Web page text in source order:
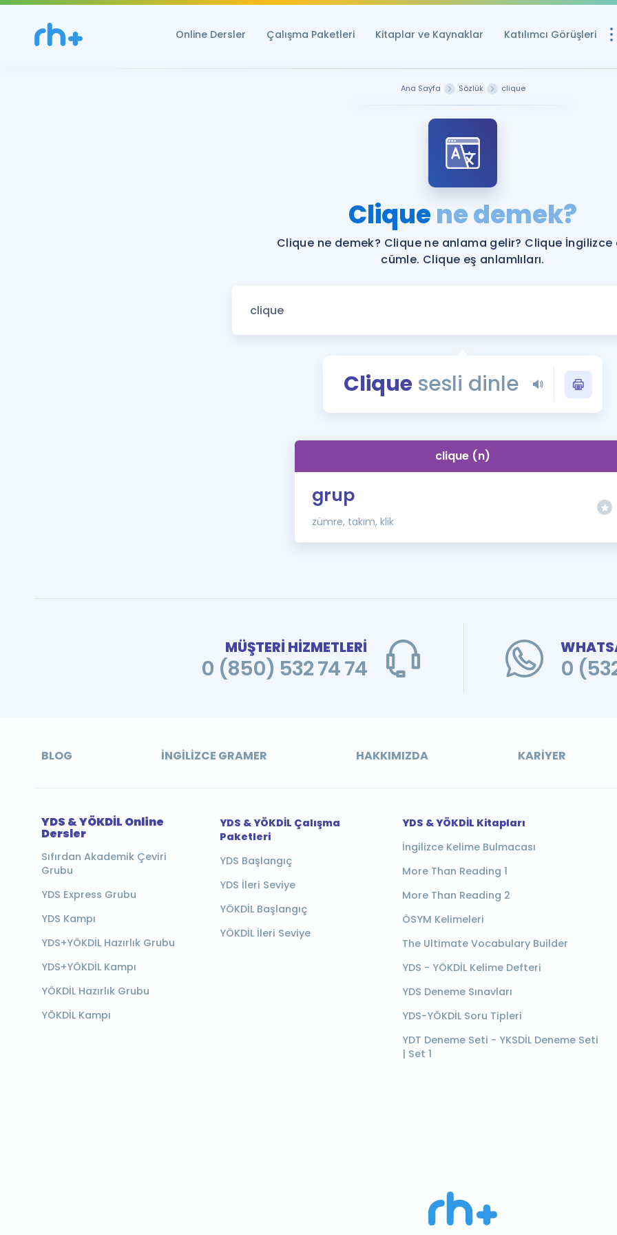
Online Dersler Çalışma Paketleri Kitaplar ve Kaynaklar Katılımcı Görüşleri
YDS ve YÖKDİL
Rehberlik Aracı
YDS ve YÖKDİL'e
Tüm ÖSYM
YDS - YÖKDİL
İngilizce Gramer
Ana Sayfa Sözlük clique
Cliquene demek?
Clique ne demek? Clique ne anlama gelir? Clique İngilizce
cümle. Clique eş anlamlıları.
Cliquesesli dinle
clique (n)
grup
zümre, takım, klik
MÜŞTERİ HİZMETLERİ
0 (850) 532 74 74 0
BLOG İNGILIZCE GRAMER HAKKIMIZDA KARIYER
YDS & YÖKDİL Online
Dersler
Sıfırdan Akademik Çeviri
Grubu
YDS Express Grubu
YDS Kampı
YDS+YÖKDİL Hazırlık Grubu
YDS+YÖKDİL Kampı
YÖKDİL Hazırlık Grubu
YÖKDİL Kampı
YDS & YÖKDİL Çalışma
Paketleri
YDS Başlangıç
YDS İleri Seviye
YÖKDİL Başlangıç
YÖKDİL İleri Seviye
YDS & YÖKDİL Kitapları
İngilizce Kelime Bulmacası
More Than Reading 1
More Than Reading 2
ÖSYM Kelimeleri
The Ultimate Vocabulary Builder
YDS - YÖKDİL Kelime Defteri
YDS Deneme Sınavları
YDS-YÖKDİL Soru Tipleri
YDT Deneme Seti - YKSDİL Deneme Seti
| Set 1